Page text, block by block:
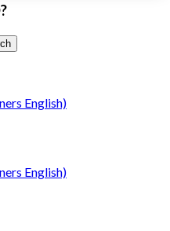
English)
English)